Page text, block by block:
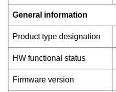
General information
Product type designation
HW functional status
Firmware version